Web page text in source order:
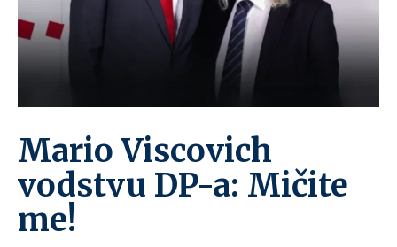
Mario Viscovich
vodstvu DP-a: Mičite
me!